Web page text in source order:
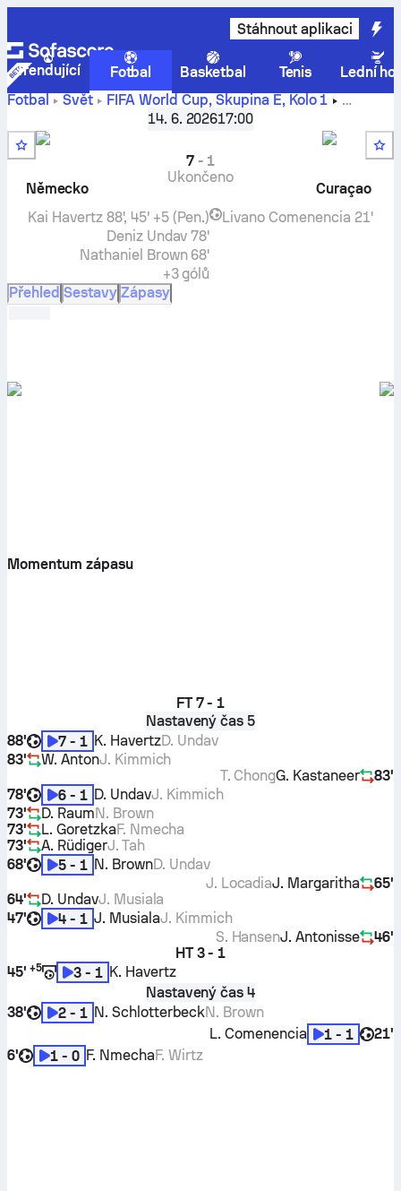
Stáhnout aplikaci
Trendující Fotbal Basketbal Tenis
Lední
Fotbal
Svět FIFA World Cup, Skupina E, Kolo 1
– živé výsledky, vzájemné zápasy,
tabulka a tip
14. 6. 202617:00
Německo
7- 1
Ukončeno
Curaçao
Kai Havertz 88', 45' +5 (Pen.)
Deniz Undav 78'
Nathaniel Brown 68'
+3 gólů
Livano Comenencia 21'
Přehled Sestavy Zápasy
Momentum zápasu
FT 7 - 1
Nastavený čas 5
88'
7 - 1 K. HavertzD. Undav
83'
W. AntonJ. Kimmich
83'
G. Kastaneer
T. Chong
78'
6 - 1 D. UndavJ. Kimmich
73'
D. RaumN. Brown
73'
L. GoretzkaF. Nmecha
73'
A. RüdigerJ. Tah
68'
5 - 1 N. BrownD. Undav
65'
J. Margaritha
J. Locadia
64'
D. UndavJ. Musiala
47'
4 - 1 J. MusialaJ. Kimmich
46'
J. Antonisse
S. Hansen
HT 3 - 1
45' +5 3 - 1 K. Havertz
Nastavený čas 4
38'
2 - 1 N. SchlotterbeckN. Brown
21'
1 - 1
L. Comenencia
6'
1 - 0 F. NmechaF. Wirtz